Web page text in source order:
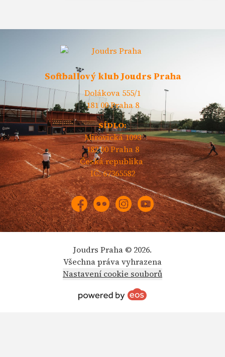
Softballový klub Joudrs Praha
Dolákova 555/1
181 00 Praha 8
SÍDLO:
Mirovická 1093
182 00 Praha 8
Česká republika
IČ: 67365582
Facebook
FlickrInstagramYouTube
Joudrs Praha © 2026.
Všechna práva vyhrazena
Nastavení cookie souborů